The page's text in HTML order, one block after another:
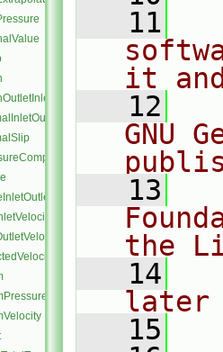
   11
it
   12
GNU
   13
the
   14
later
   15